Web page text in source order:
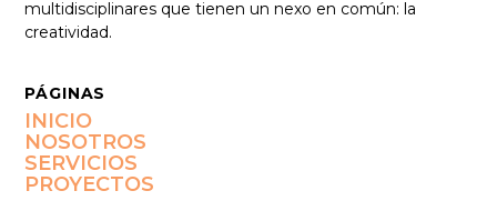
multidisciplinares que tienen un nexo en común: la
creatividad.
PÁGINAS
INICIO
NOSOTROS
SERVICIOS
PROYECTOS